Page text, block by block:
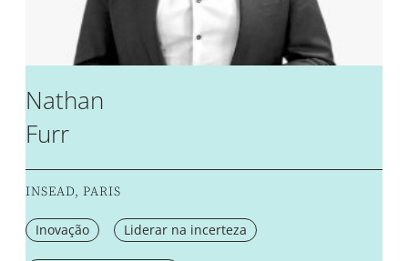
Nathan
Furr
INSEAD, PARIS
Inovação Liderar na incerteza